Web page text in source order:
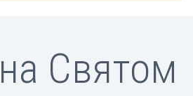
Святом